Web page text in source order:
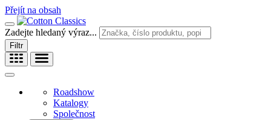
Přejít na obsah
Zadejte hledaný výraz...
Filtr
Roadshow
Katalogy
Společnost